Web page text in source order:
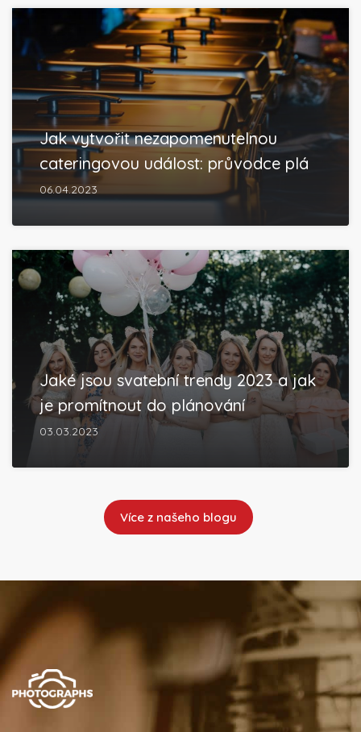
Jak vytvořit nezapomenutelnou
cateringovou událost: průvodce plá
06.04.2023
Jaké jsou svatební trendy 2023 a jak
je promítnout do plánování
03.03.2023
Více z našeho blogu